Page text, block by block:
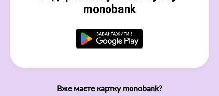
monobank
Вже маєте картку monobank?